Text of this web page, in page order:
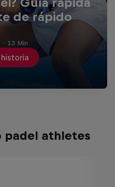
de rápido
· 13 Min
athletes